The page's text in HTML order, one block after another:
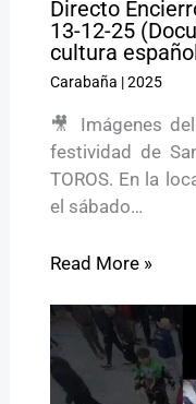
Directo
13-12-25
cultura
Carabaña |2025
🎥 Imágenes
festividad de
TOROS. En la
el sábado…
Read More »